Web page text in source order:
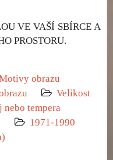
VE VAŠÍ SBÍRCE A
PROSTORU.
obrazu
Velikost
nebo tempera
1971-1990